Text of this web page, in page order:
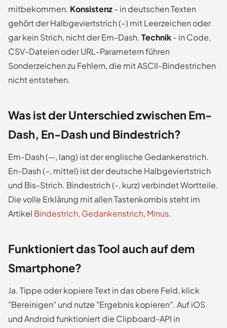
mitbekommen. Konsistenz- in deutschen Texten
gehört der Halbgeviertstrich (–) mit Leerzeichen oder
gar kein Strich, nicht der Em-Dash. Technik- in Code,
CSV-Dateien oder URL-Parametern führen
Sonderzeichen zu Fehlern, die mit ASCII-Bindestrichen
nicht entstehen.
Was ist der Unterschied zwischen Em-
Dash, En-Dash und Bindestrich?
Em-Dash (—, lang) ist der englische Gedankenstrich.
En-Dash (–, mittel) ist der deutsche Halbgeviertstrich
und Bis-Strich. Bindestrich (-, kurz) verbindet Wortteile.
Die volle Erklärung mit allen Tastenkombis steht im
Artikel Bindestrich, Gedankenstrich, Minus.
Funktioniert das Tool auch auf dem
Smartphone?
Ja. Tippe oder kopiere Text in das obere Feld, klick
"Bereinigen" und nutze "Ergebnis kopieren". Auf iOS
und Android funktioniert die Clipboard-API in